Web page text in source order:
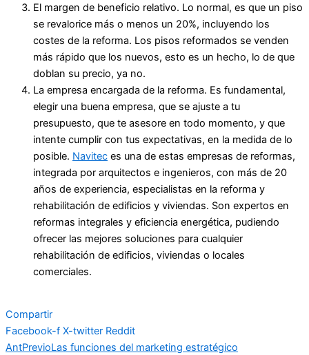
El margen de beneficio relativo. Lo normal, es que un piso
se revalorice más o menos un 20%, incluyendo los
costes de la reforma. Los pisos reformados se venden
más rápido que los nuevos, esto es un hecho, lo de que
doblan su precio, ya no.
La empresa encargada de la reforma. Es fundamental,
elegir una buena empresa, que se ajuste a tu
presupuesto, que te asesore en todo momento, y que
intente cumplir con tus expectativas, en la medida de lo
posible. Navitec es una de estas empresas de reformas,
integrada por arquitectos e ingenieros, con más de 20
años de experiencia, especialistas en la reforma y
rehabilitación de edificios y viviendas. Son expertos en
reformas integrales y eficiencia energética, pudiendo
ofrecer las mejores soluciones para cualquier
rehabilitación de edificios, viviendas o locales
comerciales.
Compartir
Facebook-f X-twitter Reddit
AntPrevioLas funciones del marketing estratégico